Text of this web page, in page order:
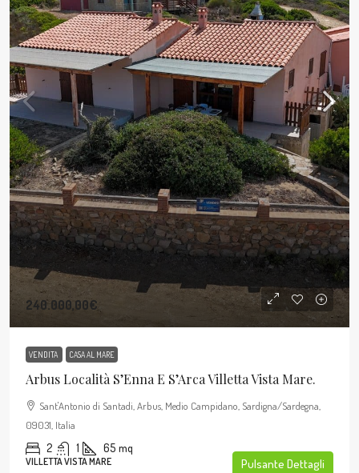
240.000,00€
VENDITA CASA AL MARE
Arbus Località S’Enna E S’Arca Villetta Vista Mare.
Sant'Antonio di Santadi, Arbus, Medio Campidano, Sardigna/Sardegna,
09031, Italia
2 1 65 mq
VILLETTA VISTA MARE Pulsante Dettagli